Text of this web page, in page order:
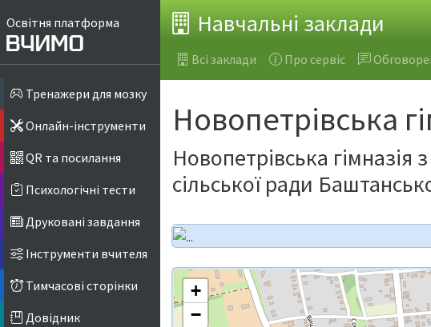
Освітня платформа
Тренажери для мозку
Онлайн-інструменти
QR та посилання
Психологічні тести
Друковані завдання
Інструменти вчителя
Тимчасові сторінки
Довідник
Навчальні заклади
Всі заклади Про сервіс
Новопетрівська
Новопетрівська
сільської ради
+
−